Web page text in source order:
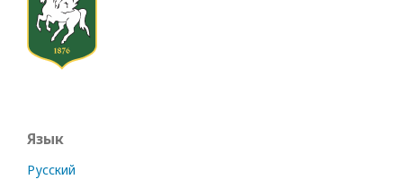
Язык
Русский